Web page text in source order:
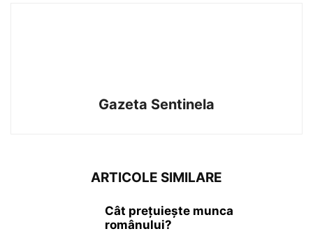
Gazeta Sentinela
ARTICOLE SIMILARE
Cât prețuiește munca
românului?